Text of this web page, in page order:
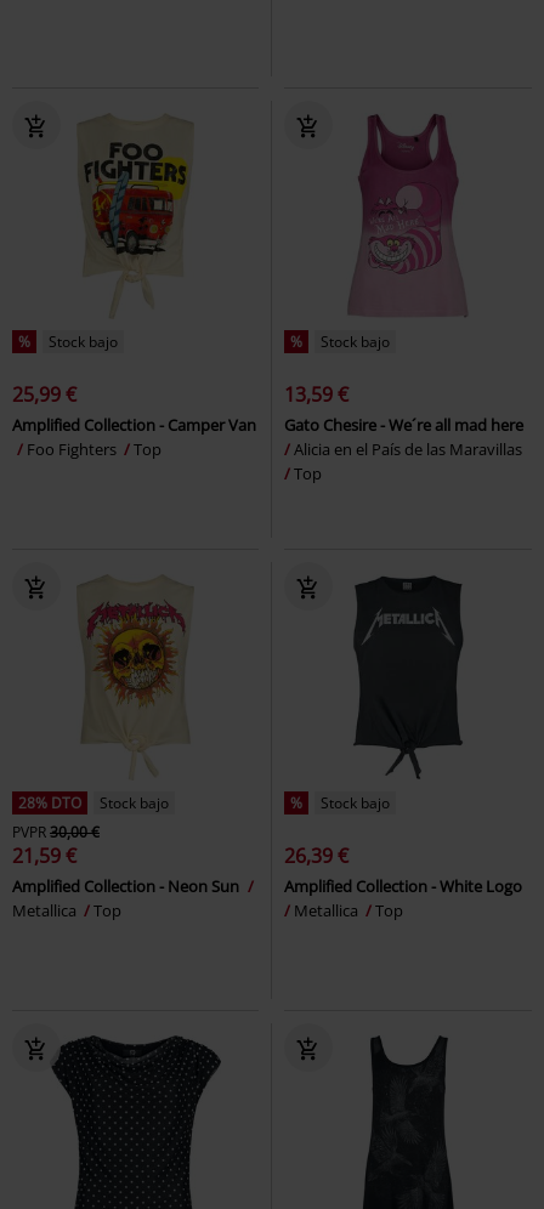
% Stock bajo
25,99 €
Amplified Collection - Camper Van
Foo Fighters
Top
% Stock bajo
13,59 €
Gato Chesire - We´re all mad here
Alicia en el País de las Maravillas
Top
28% DTO
Stock bajo
PVPR30,00 €
21,59 €
Amplified Collection - Neon Sun
Metallica
Top
% Stock bajo
26,39 €
Amplified Collection - White Logo
Metallica
Top